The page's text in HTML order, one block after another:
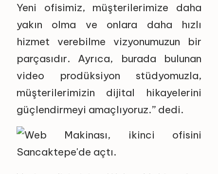
Yeni ofisimiz, müşterilerimize daha
yakın olma ve onlara daha hızlı
hizmet verebilme vizyonumuzun bir
parçasıdır. Ayrıca, burada bulunan
video prodüksiyon stüdyomuzla,
müşterilerimizin dijital hikayelerini
güçlendirmeyi amaçlıyoruz.” dedi.